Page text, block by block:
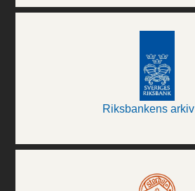
Riksbankens arkiv